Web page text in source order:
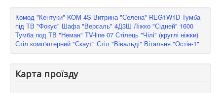
Комод "Кентуки" KOM 4S Витрина "Селена" REG1W1D Тумба
під ТВ "Фокус" Шафа "Версаль" 4Д3Ш Ліжко "Сідней" 1600
Тумба под ТВ "Неман" TV-line 07 Стілець "Чілі" (круглі ніжки)
Стіл комп'ютерний "Скаут" Стіл "Вівальді" Вітальня "Остін-1"
Карта проїзду